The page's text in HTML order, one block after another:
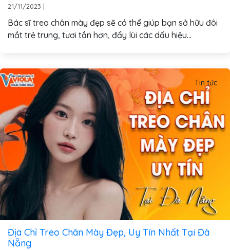
21/11/2023 |
Bác sĩ treo chân mày đẹp sẽ có thể giúp bạn sở hữu đôi
mắt trẻ trung, tươi tắn hơn, đẩy lùi các dấu hiệu...
Tin tức
Địa Chỉ Treo Chân Mày Đẹp, Uy Tín Nhất Tại Đà
Nẵng